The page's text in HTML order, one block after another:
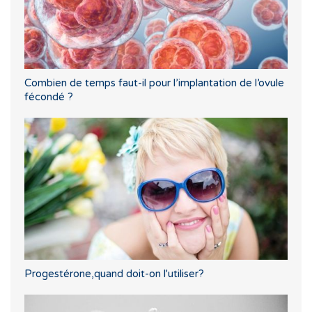
Combien de temps faut-il pour l’implantation de l’ovule
fécondé ?
Progestérone,quand doit-on l'utiliser?